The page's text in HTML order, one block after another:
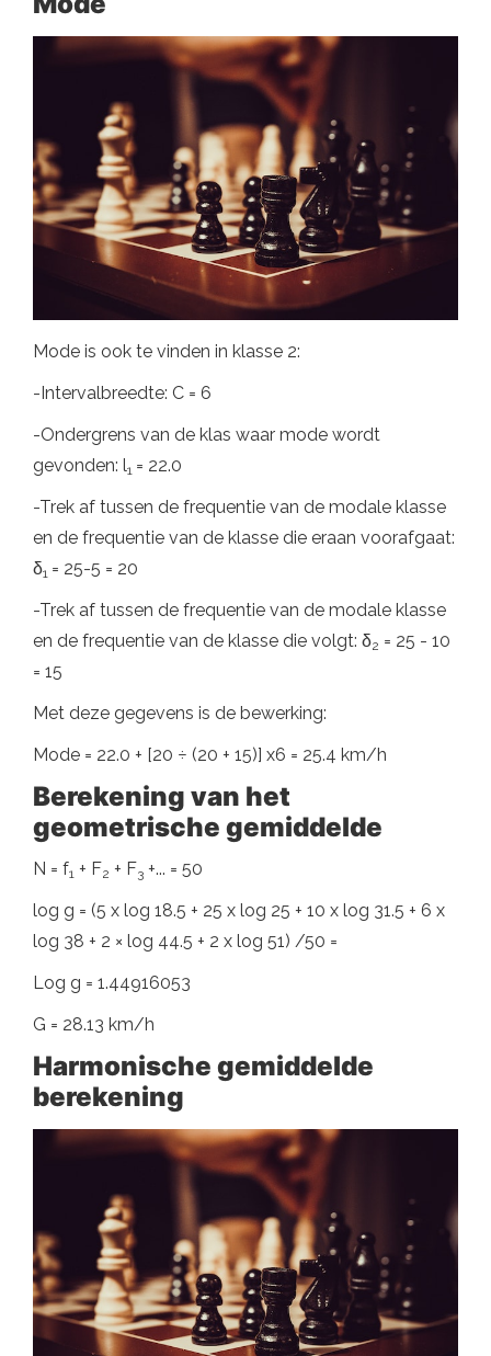
Mode is ook te vinden in klasse 2:
-Intervalbreedte: C = 6
-Ondergrens van de klas waar mode wordt
gevonden: l1 = 22.0
-Trek af tussen de frequentie van de modale klasse
en de frequentie van de klasse die eraan voorafgaat:
δ1 = 25-5 = 20
-Trek af tussen de frequentie van de modale klasse
en de frequentie van de klasse die volgt: δ2 = 25 - 10
= 15
Met deze gegevens is de bewerking:
Mode = 22.0 + [20 ÷ (20 + 15)] x6 = 25.4 km/h
Berekening van het
geometrische gemiddelde
N = f1 + F2 + F3 +... = 50
log g = (5 x log 18.5 + 25 x log 25 + 10 x log 31.5 + 6 x
log 38 + 2 × log 44.5 + 2 x log 51) /50 =
Log g = 1.44916053
G = 28.13 km/h
Harmonische gemiddelde
berekening